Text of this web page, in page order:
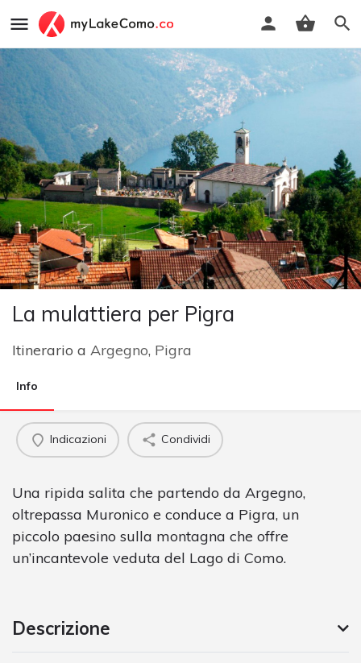
La mulattiera per Pigra
Itinerario a Argegno, Pigra
Info
Indicazioni Condividi
Una ripida salita che partendo da Argegno,
oltrepassa Muronico e conduce a Pigra, un
piccolo paesino sulla montagna che offre
un’incantevole veduta del Lago di Como.
Descrizione